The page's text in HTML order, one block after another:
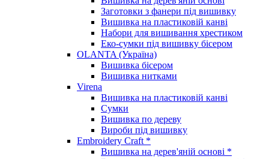
Заготовки з фанери під вишивку
Вишивка на пластиковій канві
Набори для вишивання хрестиком
Еко-сумки під вишивку бісером
OLANTA (Україна)
Вишивка бісером
Вишивка нитками
Virena
Вишивка на пластиковій канві
Сумки
Вишивка по дереву
Вироби під вишивку
Embroidery Craft *
Вишивка на дерев'яній основі *